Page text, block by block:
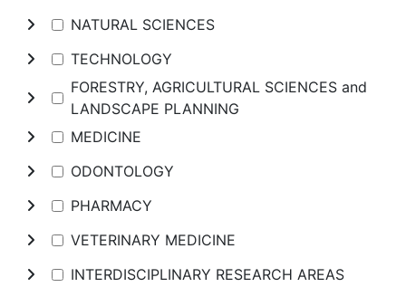
NATURAL SCIENCES
TECHNOLOGY
FORESTRY, AGRICULTURAL SCIENCES and
LANDSCAPE PLANNING
MEDICINE
ODONTOLOGY
PHARMACY
VETERINARY MEDICINE
INTERDISCIPLINARY RESEARCH AREAS